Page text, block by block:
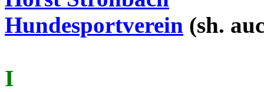
Hundesportverein (sh.
I